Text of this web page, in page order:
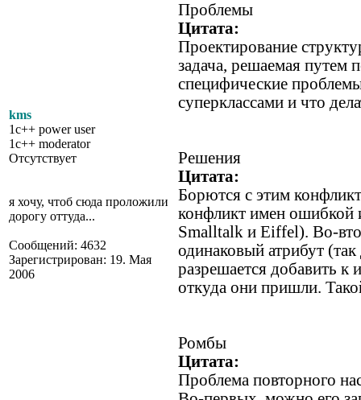
kms
1c++ power user
1c++ moderator
Отсутствует
я хочу, чтоб сюда проложили
дорогу оттуда...
Сообщений: 4632
Зарегистрирован: 19. Мая
2006
Проблемы
Цитата:
Проектирование
задача, решаемая путем
специфические
суперклассами и что
Решения
Цитата:
Борются с этим
конфликт имен ошибкой
Smalltalk и Eiffel). Во-
одинаковый атрибут
разрешается добавить
откуда они пришли.
Ромбы
Цитата:
Проблема повторного